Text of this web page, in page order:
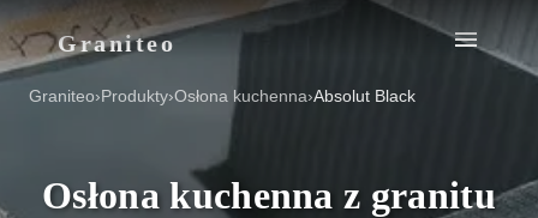
Graniteo
Graniteo›Produkty›Osłona kuchenna›Absolut Black
Osłona kuchenna z granitu